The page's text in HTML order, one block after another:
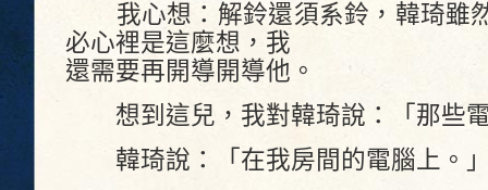
我心想：解鈴還須系鈴，韓琦雖
必心裡是這麼想，我
還需要再開導開導他。
想到這兒，我對韓琦說：「那些
韓琦說：「在我房間的電腦上。